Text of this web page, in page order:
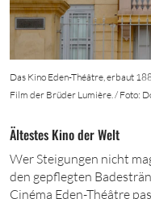
Das Kino Eden-Théâtre, erbaut
Film der Brüder Lumière. / Foto:
Ältestes Kino der Welt
Wer Steigungen nicht
den gepflegten
Cinéma Eden-Théâtre